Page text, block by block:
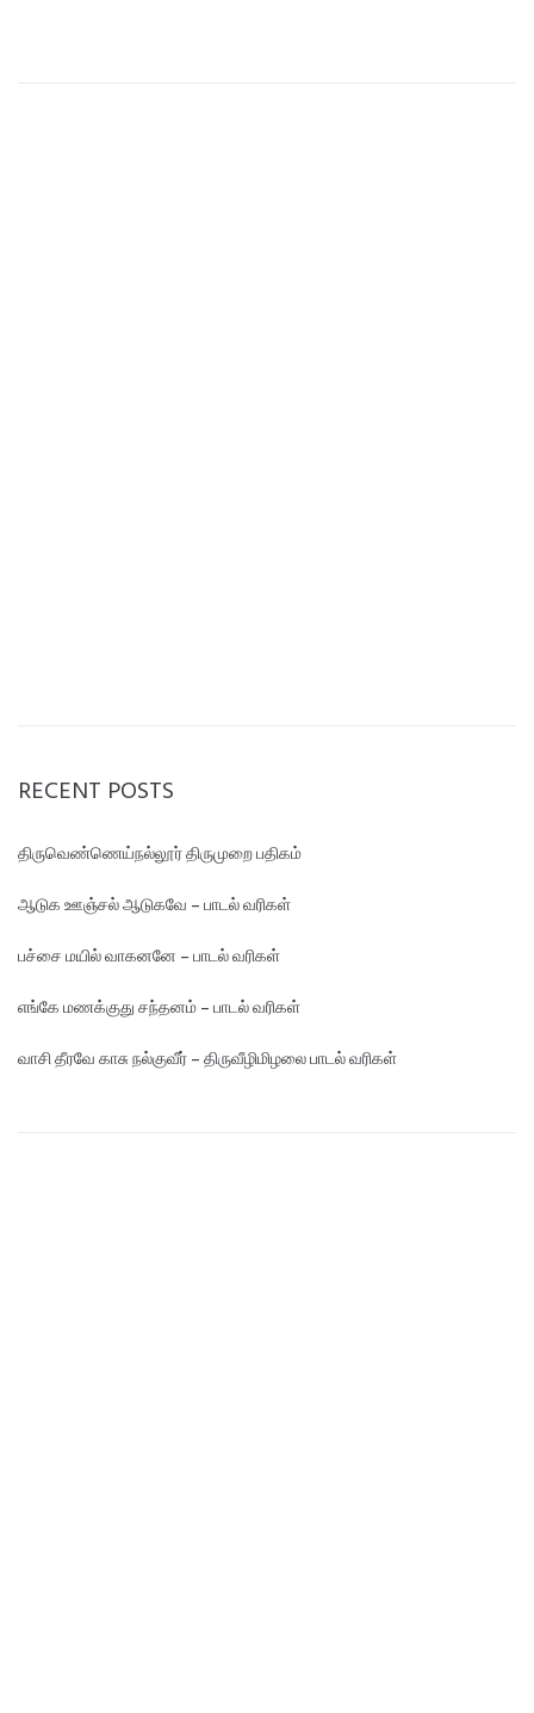
RECENT POSTS
திருவெண்ணெய்நல்லூர் திருமுறை பதிகம்
ஆடுக ஊஞ்சல் ஆடுகவே – பாடல் வரிகள்
பச்சை மயில் வாகனனே – பாடல் வரிகள்
எங்கே மண‌க்குது சந்தனம் – பாடல் வரிகள்
வாசி தீரவே காசு நல்குவீர் – திருவீழிமிழலை பாடல் வரிகள்